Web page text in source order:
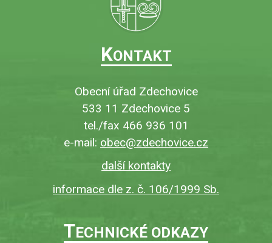
KONTAKT
Obecní úřad Zdechovice
533 11 Zdechovice 5
tel./fax 466 936 101
e-mail: obec@zdechovice.cz
další kontakty
informace dle z. č. 106/1999 Sb.
TECHNICKÉ ODKAZY